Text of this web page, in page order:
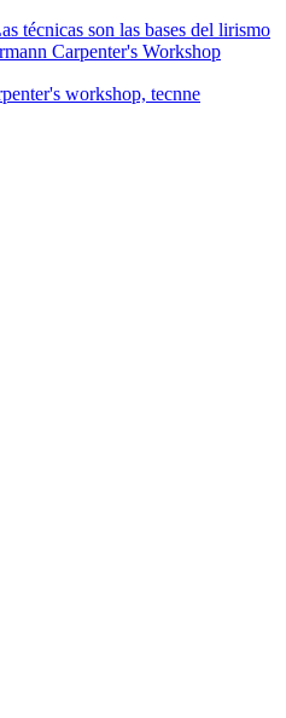
técnicas son las bases del lirismo
Carpenter's Workshop